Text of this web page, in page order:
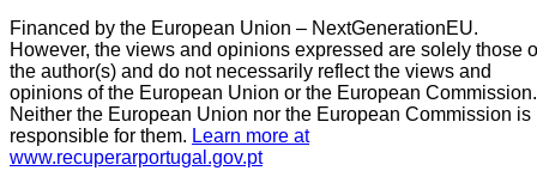
Financed by the European Union – NextGenerationEU.
However, the views and opinions expressed are solely those
the author(s) and do not necessarily reflect the views and
opinions of the European Union or the European Commission.
Neither the European Union nor the European Commission is
responsible for them. Learn more at
www.recuperarportugal.gov.pt